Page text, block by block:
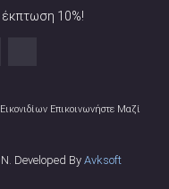
έκπτωση 10%!
Επικοινωνήστε Μαζί
Developed By Avksoft